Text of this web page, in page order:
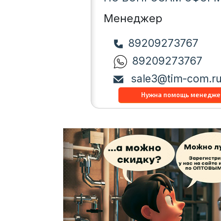
Менеджер
89209273767
89209273767
sale3@tim-